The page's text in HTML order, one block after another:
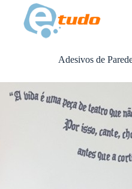
content
Adesivos de